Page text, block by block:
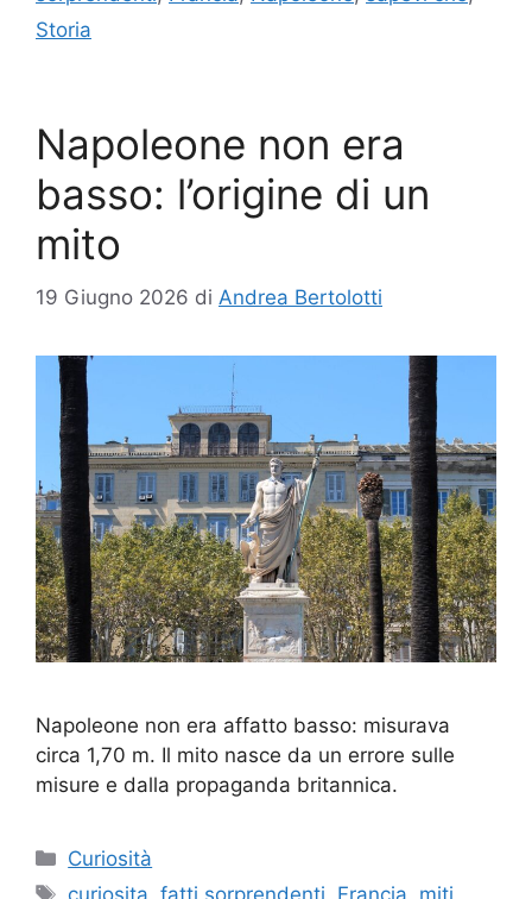
Storia
Napoleone non era
basso: l’origine di un
mito
19 Giugno 2026 di Andrea Bertolotti
Napoleone non era affatto basso: misurava
circa 1,70 m. Il mito nasce da un errore sulle
misure e dalla propaganda britannica.
Categorie
Curiosità
Tag